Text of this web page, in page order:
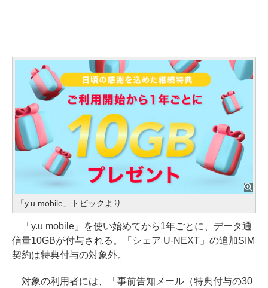
「y.u mobile」トピックより
「y.u mobile」を使い始めてから1年ごとに、データ通
信量10GBが付与される。「シェア U-NEXT」の追加SIM
契約は特典付与の対象外。
対象の利用者には、「事前告知メール（特典付与の30